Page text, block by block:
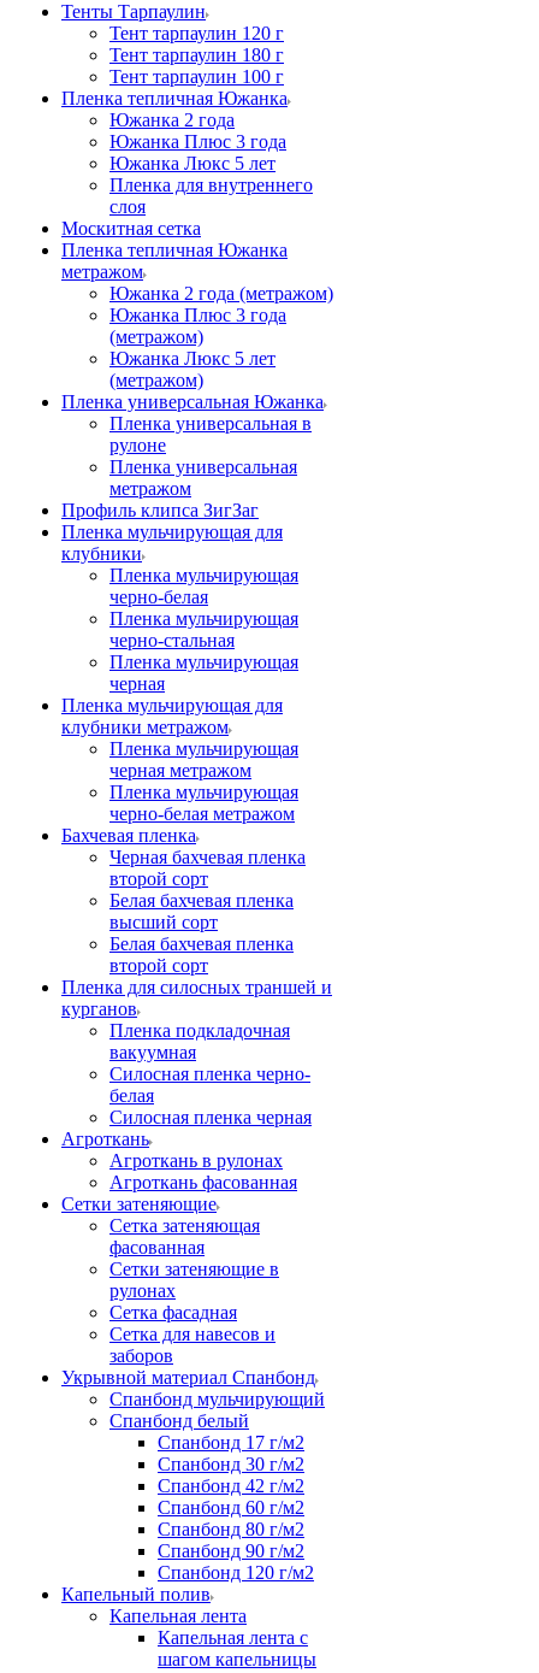
Тенты Тарпаулин
Тент тарпаулин 120 г
Тент тарпаулин 180 г
Тент тарпаулин 100 г
Пленка тепличная Южанка
Южанка 2 года
Южанка Плюс 3 года
Южанка Люкс 5 лет
Пленка для внутреннего
слоя
Москитная сетка
Пленка тепличная Южанка
метражом
Южанка 2 года (метражом)
Южанка Плюс 3 года
(метражом)
Южанка Люкс 5 лет
(метражом)
Пленка универсальная Южанка
Пленка универсальная в
рулоне
Пленка универсальная
метражом
Профиль клипса ЗигЗаг
Пленка мульчирующая для
клубники
Пленка мульчирующая
черно-белая
Пленка мульчирующая
черно-стальная
Пленка мульчирующая
черная
Пленка мульчирующая для
клубники метражом
Пленка мульчирующая
черная метражом
Пленка мульчирующая
черно-белая метражом
Бахчевая пленка
Черная бахчевая пленка
второй сорт
Белая бахчевая пленка
высший сорт
Белая бахчевая пленка
второй сорт
Пленка для силосных траншей и
курганов
Пленка подкладочная
вакуумная
Силосная пленка черно-
белая
Силосная пленка черная
Агроткань
Агроткань в рулонах
Агроткань фасованная
Сетки затеняющие
Сетка затеняющая
фасованная
Сетки затеняющие в
рулонах
Сетка фасадная
Сетка для навесов и
заборов
Укрывной материал Спанбонд
Спанбонд мульчирующий
Спанбонд белый
Спанбонд 17 г/м2
Спанбонд 30 г/м2
Спанбонд 42 г/м2
Спанбонд 60 г/м2
Спанбонд 80 г/м2
Спанбонд 90 г/м2
Спанбонд 120 г/м2
Капельный полив
Капельная лента
Капельная лента с
шагом капельницы